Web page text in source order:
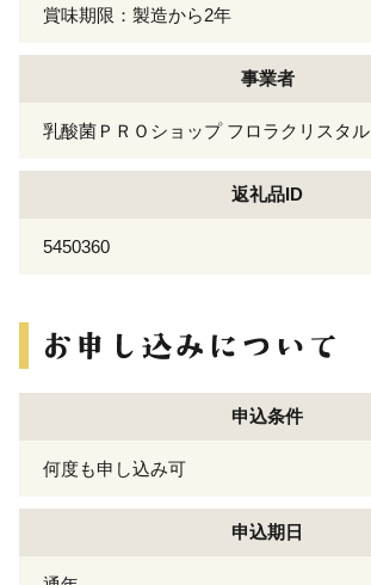
賞味期限：製造から2年
事業者
乳酸菌ＰＲＯショップ フロラクリスタル
返礼品ID
5450360
申込条件
何度も申し込み可
申込期日